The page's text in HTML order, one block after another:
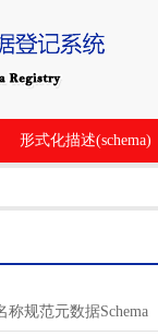
形式化描述(schema)
称规范元数据Schema